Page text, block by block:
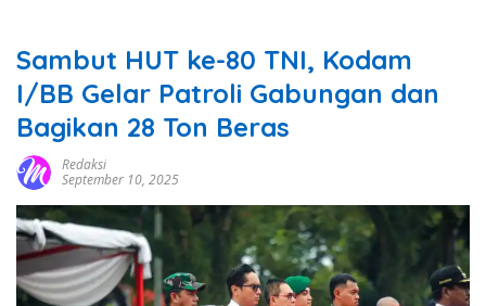
Sambut HUT ke-80 TNI, Kodam
I/BB Gelar Patroli Gabungan dan
Bagikan 28 Ton Beras
Redaksi
September 10, 2025